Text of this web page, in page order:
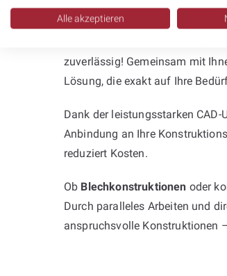
Planung mit
Stehen Sie vor dem Problem,
zuverlässig! Gemeinsam mit
Lösung, die exakt auf Ihre
Dank der leistungsstarken
Anbindung an Ihre
reduziert Kosten.
Ob Blechkonstruktionen oder
Durch paralleles Arbeiten und
anspruchsvolle Konstruktionen
Alle akzeptieren